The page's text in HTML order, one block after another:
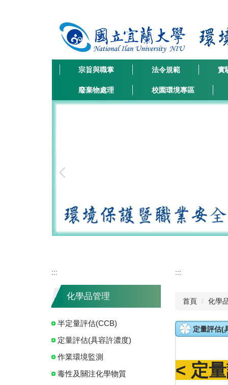
宗旨與職掌 法令規範 實
廢棄物處理 校園環境專區
:::
化學品管理
半定量評估(CCB)
定量評估(具容許濃度)
作業環境監測
毒性及關注化學物質
:::
首頁 化學
定量評估(
< 定